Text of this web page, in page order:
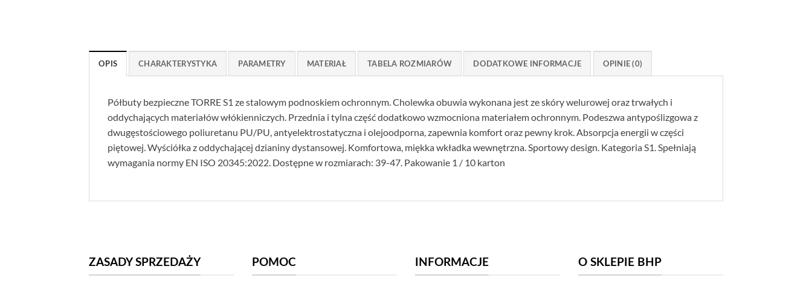
OPIS CHARAKTERYSTYKA PARAMETRY MATERIAŁ TABELA ROZMIARÓW DODATKOWE INFORMACJE OPINIE (0)
Półbuty bezpieczne TORRE S1 ze stalowym podnoskiem ochronnym. Cholewka obuwia wykonana jest ze skóry welurowej oraz trwałych i
oddychających materiałów włókienniczych. Przednia i tylna część dodatkowo wzmocniona materiałem ochronnym. Podeszwa antypoślizgowa z
dwugęstościowego poliuretanu PU/PU, antyelektrostatyczna i olejoodporna, zapewnia komfort oraz pewny krok. Absorpcja energii w części
piętowej. Wyściółka z oddychającej dzianiny dystansowej. Komfortowa, miękka wkładka wewnętrzna. Sportowy design. Kategoria S1. Spełniają
wymagania normy EN ISO 20345:2022. Dostępne w rozmiarach: 39-47. Pakowanie 1 / 10 karton
ZASADY SPRZEDAŻY POMOC INFORMACJE O SKLEPIE BHP